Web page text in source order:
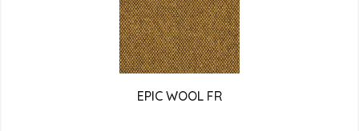
EPIC WOOL FR